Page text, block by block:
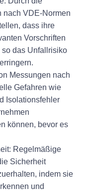
nach VDE-Normen
dass ihre
Vorschriften
das Unfallrisiko
Messungen nach
Gefahren wie
Isolationsfehler
können, bevor es
Regelmäßige
Sicherheit
indem sie
und